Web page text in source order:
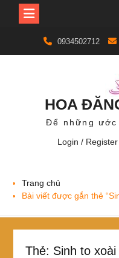
content
0934502712
HOA
Để những
Login / Register
Trang chủ
Bài viết được gắn thẻ
Thẻ: Sinh to